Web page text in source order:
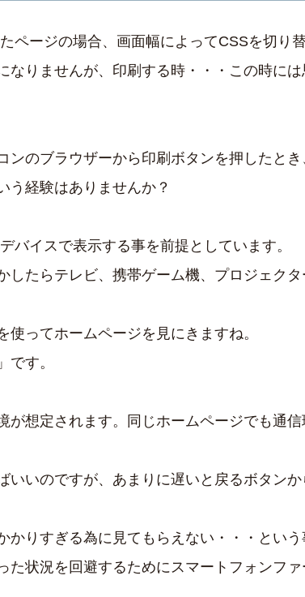
ページの場合、画面幅によってCSSを切り替
なりませんが、印刷する時・・・この時に
ンのブラウザーから印刷ボタンを押したと
う経験はありませんか？
バイスで表示する事を前提としています。
したらテレビ、携帯ゲーム機、プロジェク
ってホームページを見にきますね。
です。
が想定されます。同じホームページでも通
いいのですが、あまりに遅いと戻るボタン
りすぎる為に見てもらえない・・・という
た状況を回避するためにスマートフォンフ